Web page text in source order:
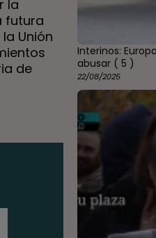
Interinos:
abusar ( 5 )
22/08/2025
la
futura
Unión
de